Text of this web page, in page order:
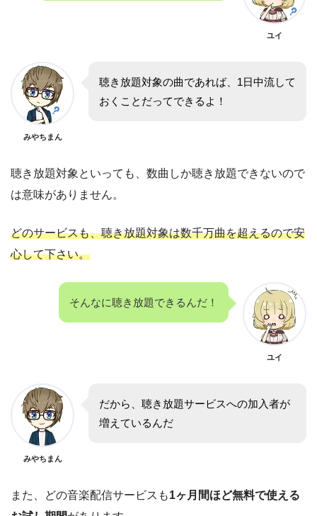
ユイ
みやちまん
聴き放題対象の曲であれば、1日中流して
おくことだってできるよ！
聴き放題対象といっても、数曲しか聴き放題できないので
は意味がありません。
どのサービスも、聴き放題対象は数千万曲を超えるので安
心して下さい。
そんなに聴き放題できるんだ！
ユイ
みやちまん
だから、聴き放題サービスへの加入者が
増えているんだ
また、どの音楽配信サービスも1ヶ月間ほど無料で使える